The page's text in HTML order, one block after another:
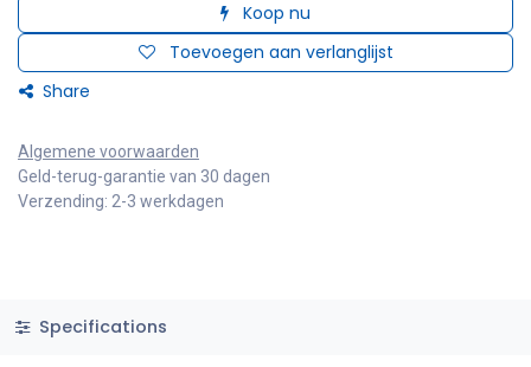
Koop nu
Toevoegen aan verlanglijst
Share
Algemene voorwaarden
Geld-terug-garantie van 30 dagen
Verzending: 2-3 werkdagen
Specifications